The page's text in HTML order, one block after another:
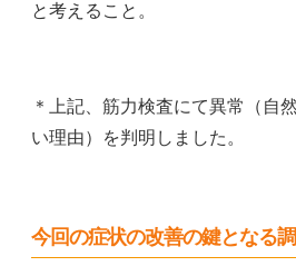
と考えること。
＊上記、筋力検査にて異常（自
い理由）を判明しました。
今回の症状の改善の鍵となる